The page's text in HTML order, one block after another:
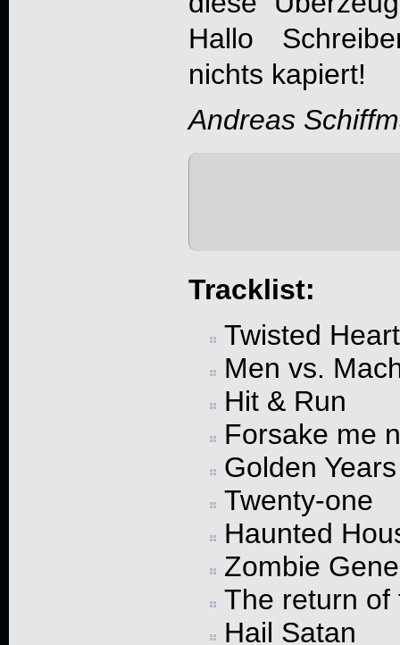
Hallo
nichts kapiert!
Andreas
Tracklist:
Twisted Heart
Men vs.
Hit & Run
Forsake me
Golden Years
Twenty-one
Haunted
Zombie
The return of
Hail Satan